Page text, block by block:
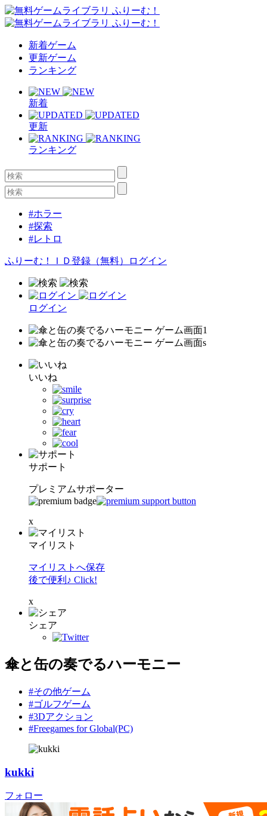
新着ゲーム
更新ゲーム
ランキング
新着
更新
ランキング
#ホラー
#探索
#レトロ
ふりーむ！ＩＤ登録（無料） ログイン
ログイン
いいね
サポート
プレミアムサポーター
x
マイリスト
マイリストへ保存
後で便利♪ Click!
x
シェア
傘と缶の奏でるハーモニー
#その他ゲーム
#ゴルフゲーム
#3Dアクション
#Freegames for Global(PC)
kukki
フォロー